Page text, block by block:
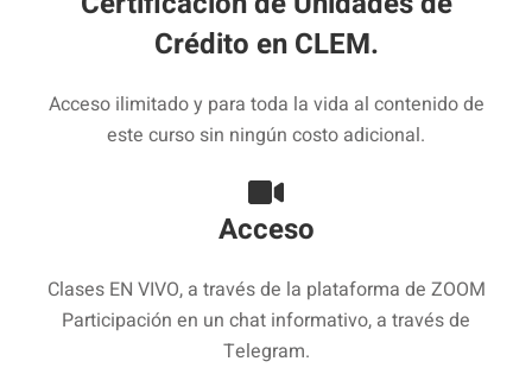
Crédito en CLEM.
Acceso ilimitado y para toda la vida al contenido de
este curso sin ningún costo adicional.
Acceso
Clases EN VIVO, a través de la plataforma de ZOOM
Participación en un chat informativo, a través de
Telegram.